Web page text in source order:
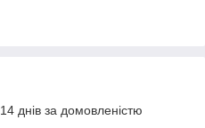
днів за домовленістю